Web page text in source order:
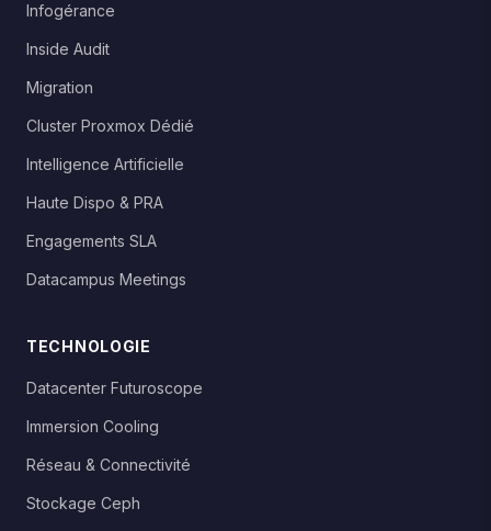
Infogérance
Inside Audit
Migration
Cluster Proxmox Dédié
Intelligence Artificielle
Haute Dispo & PRA
Engagements SLA
Datacampus Meetings
TECHNOLOGIE
Datacenter Futuroscope
Immersion Cooling
Réseau & Connectivité
Stockage Ceph